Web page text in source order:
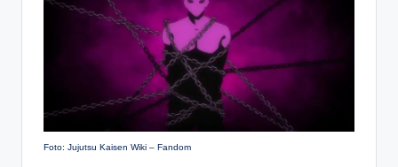
Foto: Jujutsu Kaisen Wiki – Fandom